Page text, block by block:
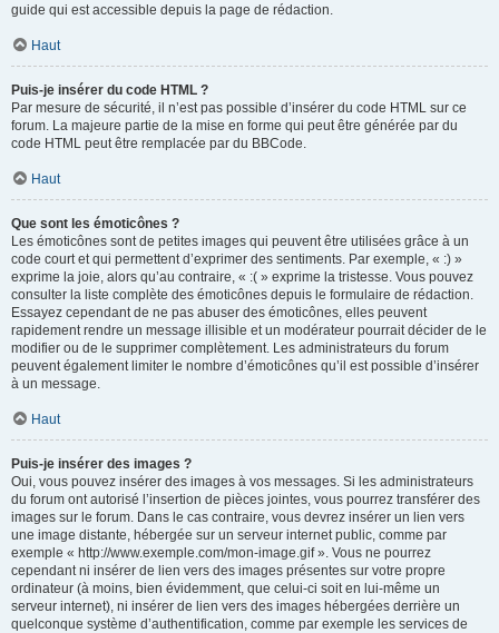
guide qui est accessible depuis la page de rédaction.
Haut
Puis-je insérer du code HTML ?
Par mesure de sécurité, il n’est pas possible d’insérer du code HTML sur ce
forum. La majeure partie de la mise en forme qui peut être générée par du
code HTML peut être remplacée par du BBCode.
Haut
Que sont les émoticônes ?
Les émoticônes sont de petites images qui peuvent être utilisées grâce à un
code court et qui permettent d’exprimer des sentiments. Par exemple, « :) »
exprime la joie, alors qu’au contraire, « :( » exprime la tristesse. Vous pouvez
consulter la liste complète des émoticônes depuis le formulaire de rédaction.
Essayez cependant de ne pas abuser des émoticônes, elles peuvent
rapidement rendre un message illisible et un modérateur pourrait décider de le
modifier ou de le supprimer complètement. Les administrateurs du forum
peuvent également limiter le nombre d’émoticônes qu’il est possible d’insérer
à un message.
Haut
Puis-je insérer des images ?
Oui, vous pouvez insérer des images à vos messages. Si les administrateurs
du forum ont autorisé l’insertion de pièces jointes, vous pourrez transférer des
images sur le forum. Dans le cas contraire, vous devrez insérer un lien vers
une image distante, hébergée sur un serveur internet public, comme par
exemple « http://www.exemple.com/mon-image.gif ». Vous ne pourrez
cependant ni insérer de lien vers des images présentes sur votre propre
ordinateur (à moins, bien évidemment, que celui-ci soit en lui-même un
serveur internet), ni insérer de lien vers des images hébergées derrière un
quelconque système d’authentification, comme par exemple les services de